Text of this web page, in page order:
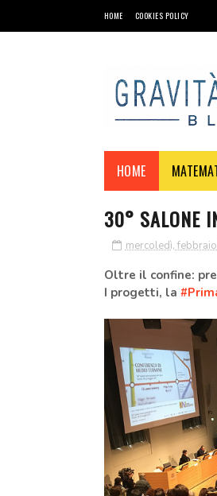
HOME COOKIES POLICY
HOME
30° SALONE
mercoledì,
Oltre il confine:
I progetti, la